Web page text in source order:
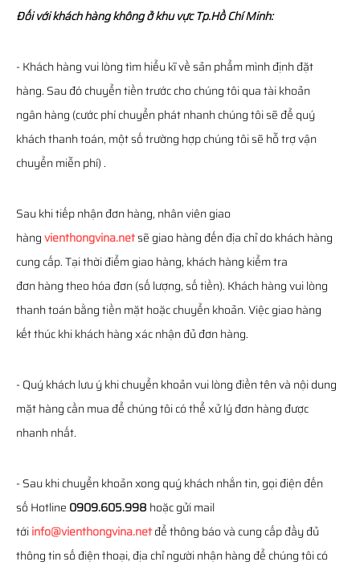
Đối với khách hàng không ở khu vực Tp.Hồ Chí Minh:
- Khách hàng vui lòng tìm hiểu kĩ về sản phẩm mình định đặt
hàng. Sau đó chuyển tiền trước cho chúng tôi qua tài khoản
ngân hàng (cước phí chuyển phát nhanh chúng tôi sẽ để quý
khách thanh toán, một số trường hợp chúng tôi sẽ hỗ trợ vận
chuyển miễn phí) .
Sau khi tiếp nhận đơn hàng, nhân viên giao
hàngvienthongvina.netsẽ giao hàng đến địa chỉ do khách hàng
cung cấp. Tại thời điểm giao hàng, khách hàng kiểm tra
đơn hàng theo hóa đơn (số lượng, số tiền). Khách hàng vui lòng
thanh toán bằng tiền mặt hoặc chuyển khoản. Việc giao hàng
kết thúc khi khách hàng xác nhận đủ đơn hàng.
- Quý khách lưu ý khi chuyển khoản vui lòng điền tên và nội dung
mặt hàng cần mua để chúng tôi có thể xử lý đơn hàng được
nhanh nhất.
- Sau khi chuyển khoản xong quý khách nhắn tin, gọi điện đến
số Hotline 0909.605.998 hoặc gửi mail
tớiinfo@vienthongvina.netđể thông báo và cung cấp đầy đủ
thông tin số điện thoại, địa chỉ người nhận hàng để chúng tôi có